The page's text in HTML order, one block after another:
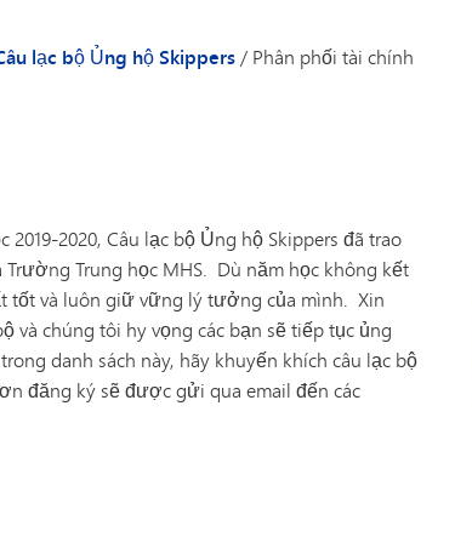
8)
vận tải
lạc bộ Ủng hộ Skippers/ Phân phối tài chính
2019-2020, Câu lạc bộ Ủng hộ Skippers đã trao
Trung học MHS. Dù năm học không kết
tốt và luôn giữ vững lý tưởng của mình. Xin
và chúng tôi hy vọng các bạn sẽ tiếp tục ủng
danh sách này, hãy khuyến khích câu lạc bộ
đăng ký sẽ được gửi qua email đến các